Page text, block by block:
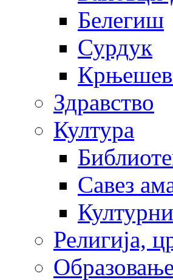
Белегиш
Сурдук
Здравство
Култура
Савез
Религија,
Образовање